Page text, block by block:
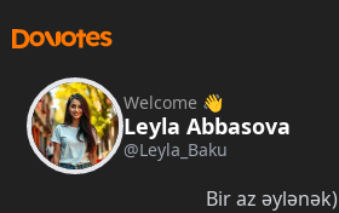
Welcome 👋
Leyla Abbasova
@Leyla_Baku
Bir az əylənək)